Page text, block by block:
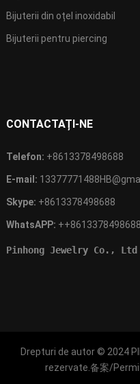
Bijuterii din oțel inoxidabil
Bijuterii pentru piercing
CONTACTAȚI-NE
Telefon: +8613378498688
E-mail:
Skype: +8613378498688
WhatsAPP: ++8613378498688
Pinhong Jewelry Co., Ltd
Drepturi de autor © 2024
rezervate.备案/